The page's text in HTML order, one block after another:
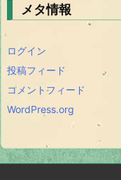
メタ情報
ログイン
投稿フィード
コメントフィード
WordPress.org